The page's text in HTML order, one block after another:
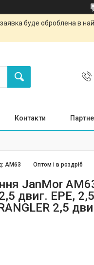
буде оброблена в
Контакти
Оптом і в роздріб
AM63
JanMor
двиг. EPE,
2,5